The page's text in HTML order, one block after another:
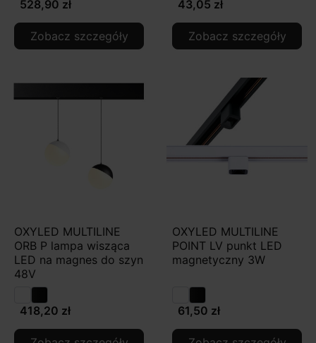
528,90 zł
Zobacz szczegóły
43,05 zł
Zobacz szczegóły
OXYLED MULTILINE
ORB P lampa wisząca
LED na magnes do szyn
48V
418,20 zł
OXYLED MULTILINE
POINT LV punkt LED
magnetyczny 3W
61,50 zł